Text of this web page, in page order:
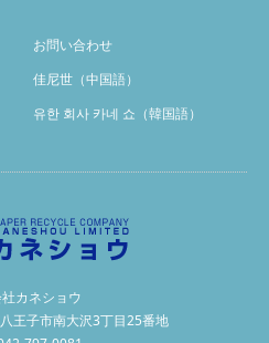
お問い合わせ
佳尼世（中国語）
유한 회사 카네 쇼（韓国語）
カネショウ
王子市南大沢3丁目25番地